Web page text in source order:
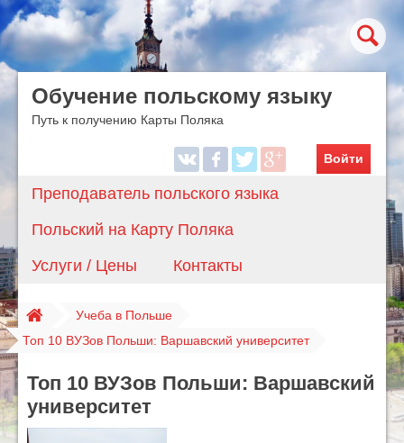
Обучение польскому языку
Путь к получению Карты Поляка
Войти
Преподаватель польского языка
Польский на Карту Поляка
Услуги / Цены
Контакты
Учеба в Польше
Топ 10 ВУЗов Польши: Варшавский университет
Топ 10 ВУЗов Польши: Варшавский
университет